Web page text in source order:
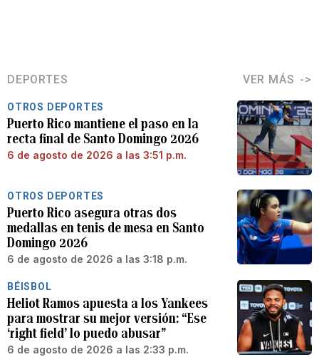
DEPORTES VER MÁS
OTROS DEPORTES
Puerto Rico mantiene el paso en la
recta final de Santo Domingo 2026
6 de agosto de 2026 a las 3:51 p.m.
OTROS DEPORTES
Puerto Rico asegura otras dos
medallas en tenis de mesa en Santo
Domingo 2026
6 de agosto de 2026 a las 3:18 p.m.
BÉISBOL
Heliot Ramos apuesta a los Yankees
para mostrar su mejor versión: “Ese
‘right field’ lo puedo abusar”
6 de agosto de 2026 a las 2:33 p.m.